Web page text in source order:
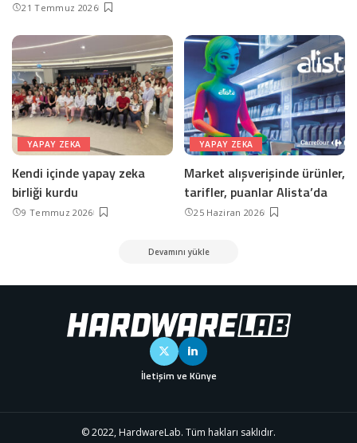
21 Temmuz 2026
YAPAY ZEKA
Kendi içinde yapay zeka
birliği kurdu
9 Temmuz 2026
YAPAY ZEKA
Market alışverişinde ürünler,
tarifler, puanlar Alista’da
25 Haziran 2026
Devamını yükle
İletişim ve Künye
© 2022, HardwareLab. Tüm hakları saklıdır.